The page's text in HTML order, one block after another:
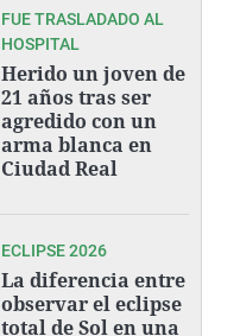
FUE TRASLADADO AL
HOSPITAL
Herido un joven de
21 años tras ser
agredido con un
arma blanca en
Ciudad Real
ECLIPSE 2026
La diferencia entre
observar el eclipse
total de Sol en una